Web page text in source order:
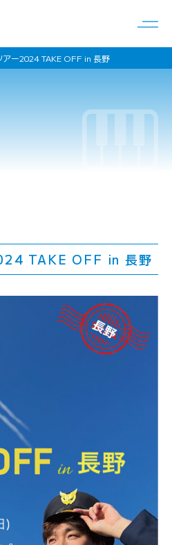
アー2024 TAKE OFF in 長野
TAKE OFF in 長野